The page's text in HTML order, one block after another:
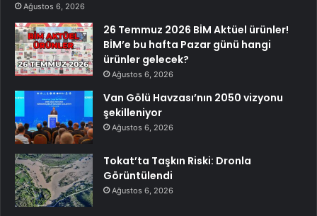
Ağustos 6, 2026
26 Temmuz 2026 BİM Aktüel ürünler!
BİM’e bu hafta Pazar günü hangi
ürünler gelecek?
Ağustos 6, 2026
Van Gölü Havzası’nın 2050 vizyonu
şekilleniyor
Ağustos 6, 2026
Tokat’ta Taşkın Riski: Dronla
Görüntülendi
Ağustos 6, 2026